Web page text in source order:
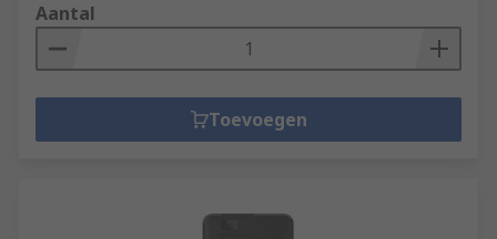
Aantal
Toevoegen